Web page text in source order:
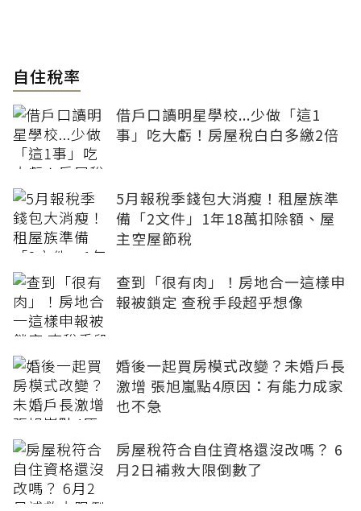
自住稅率
借戶口讀明星學校...少做「這1
事」吃大虧！房屋稅白白多繳2倍
5月報稅季錢包大消瘦！租屋族準
備「2文件」1年18萬扣除額、屋
主空屋節稅
查到「很有肉」！房地合一這樣申
報被鎖定 查稅手段超乎想像
婚後一起買房模式改變？未婚戶長
激增 張旭嵐點4原因：有能力成家
也不急
房屋稅符合自住資格還沒改嗎？ 6
月2日補救大限倒數了